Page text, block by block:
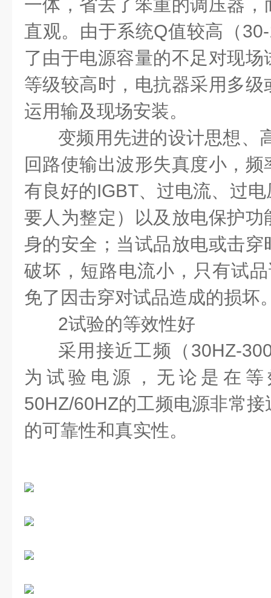
一体，省去了笨重的调压器
直观。由于系统Q值较高（
了由于电源容量的不足对现
等级较高时，电抗器采用多
运用输及现场安装。
变频用先进的设计思想、
回路使输出波形失真度小，
有良好的IGBT、过电流、过
要人为整定）以及放电保护
身的安全；当试品放电或击
破坏，短路电流小，只有试
免了因击穿对试品造成的损坏
2试验的等效性好
采用接近工频（ 30HZ-
为试验电源，无论是在
50HZ/60HZ的工频电源非常
的可靠性和真实性。